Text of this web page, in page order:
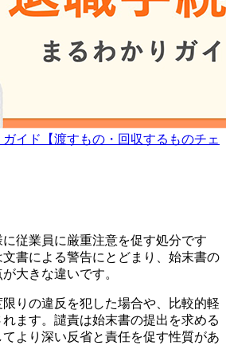
イド【渡すもの・回収するものチェ
従業員に厳重注意を促す処分です
書による警告にとどまり、始末書の
大きな違いです。
りの違反を犯した場合や、比較的軽
ます。譴責は始末書の提出を求める
より深い反省と責任を促す性質があ